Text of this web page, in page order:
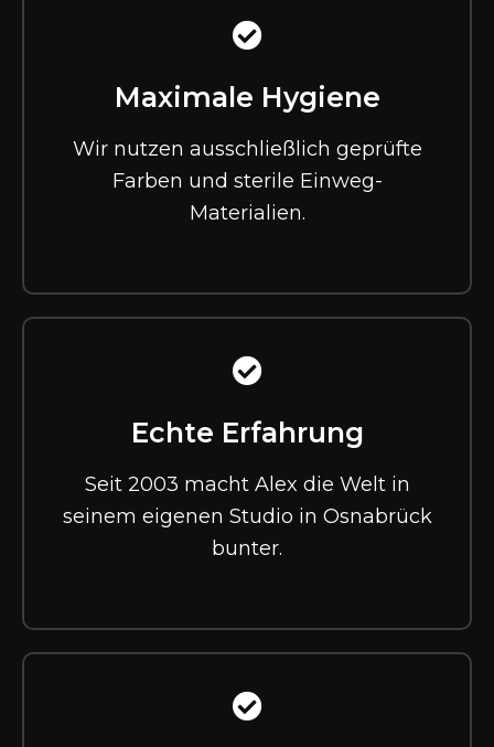
Maximale Hygiene
Wir nutzen ausschließlich geprüfte
Farben und sterile Einweg-
Materialien.
Echte Erfahrung
Seit 2003 macht Alex die Welt in
seinem eigenen Studio in Osnabrück
bunter.